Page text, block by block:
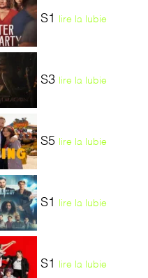
S1 lire la lubie
S3 lire la lubie
S5 lire la lubie
S1 lire la lubie
S1 lire la lubie